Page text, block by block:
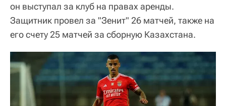
он выступал за клуб на правах аренды.
Защитник провел за "Зенит" 26 матчей, также на
его счету 25 матчей за сборную Казахстана.